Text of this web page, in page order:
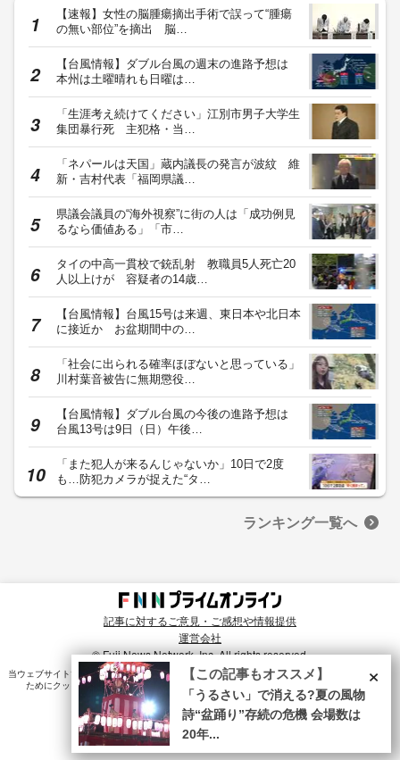
【速報】女性の脳腫瘍摘出手術で誤って“腫瘍
の無い部位”を摘出 脳…
【台風情報】ダブル台風の週末の進路予想は
本州は土曜晴れも日曜は…
「生涯考え続けてください」江別市男子大学生
集団暴行死 主犯格・当…
「ネパールは天国」蔵内議長の発言が波紋 維
新・吉村代表「福岡県議…
県議会議員の“海外視察”に街の人は「成功例見
るなら価値ある」「市…
タイの中高一貫校で銃乱射 教職員5人死亡20
人以上けが 容疑者の14歳…
【台風情報】台風15号は来週、東日本や北日本
に接近か お盆期間中の…
「社会に出られる確率ほぼないと思っている」
川村葉音被告に無期懲役…
【台風情報】ダブル台風の今後の進路予想は
台風13号は9日（日）午後…
「また犯人が来るんじゃないか」10日で2度
も…防犯カメラが捉えた“タ…
ランキング一覧へ
記事に対するご意見・ご感想や情報提供
運営会社
© Fuji News Network, Inc. All rights reserved.
当ウェブサイトでは、ユーザのニーズ・興味・関⼼に合致したコンテンツや広告配信を提供する
ためにクッキーを使⽤しています。詳細は、
プライバシーポリシー をご確認ください。×
【この記事もオススメ】
「うるさい」で消える?夏の風物
詩“盆踊り”存続の危機 会場数は
20年...